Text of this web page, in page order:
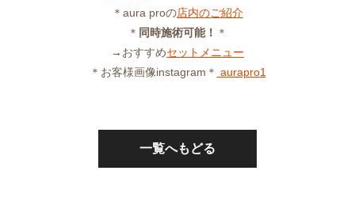
＊aura proの店内のご紹介
＊ 同時施術可能！ ＊
→おすすめセットメニュー
＊お客様画像instagram＊ aurapro1
一覧へもどる